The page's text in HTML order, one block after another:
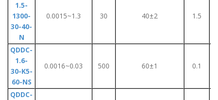
1.5-
1300-
30-40-
N
0.0015~1.3 30 40±2 1.5
QDDC-
1.6-
30-K5-
60-NS
0.0016~0.03 500 60±1 0.1
QDDC-